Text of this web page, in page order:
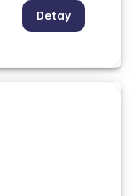
Detay